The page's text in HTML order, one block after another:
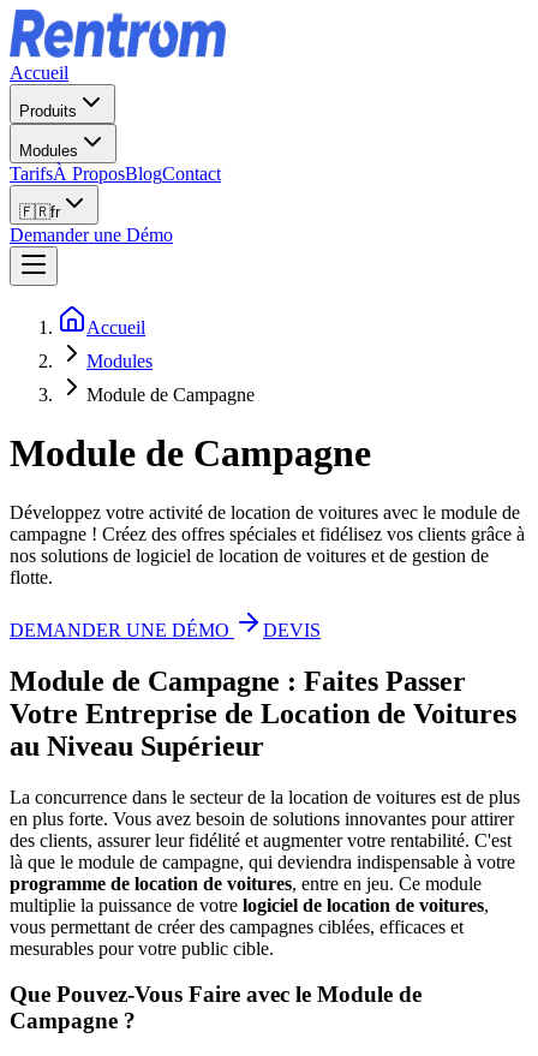
Accueil
Produits
Modules
TarifsÀ ProposBlogContact
🇫🇷fr
Demander une Démo
Accueil
Modules
Module de Campagne
Module de Campagne
Développez votre activité de location de voitures avec le module de
campagne ! Créez des offres spéciales et fidélisez vos clients grâce à
nos solutions de logiciel de location de voitures et de gestion de
flotte.
DEMANDER UNE DÉMO DEVIS
Module de Campagne : Faites Passer
Votre Entreprise de Location de Voitures
au Niveau Supérieur
La concurrence dans le secteur de la location de voitures est de plus
en plus forte. Vous avez besoin de solutions innovantes pour attirer
des clients, assurer leur fidélité et augmenter votre rentabilité. C'est
là que le module de campagne, qui deviendra indispensable à votre
programme de location de voitures, entre en jeu. Ce module
multiplie la puissance de votre logiciel de location de voitures,
vous permettant de créer des campagnes ciblées, efficaces et
mesurables pour votre public cible.
Que Pouvez-Vous Faire avec le Module de
Campagne ?